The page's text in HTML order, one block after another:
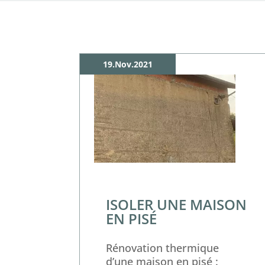
ISOLER UNE MAISON
EN PISÉ
19.Nov.2021
Rénovation thermique
d’une maison en pisé :